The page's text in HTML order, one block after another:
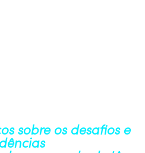
sobre os desafios e